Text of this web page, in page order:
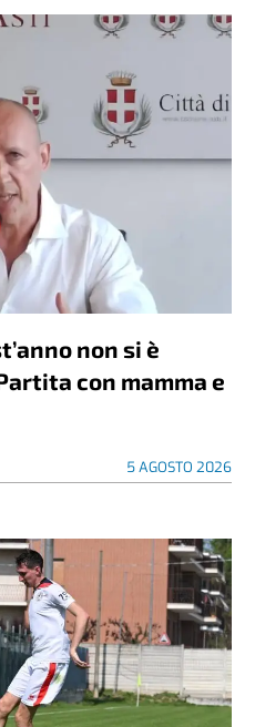
non si è
con mamma e
5 AGOSTO 2026